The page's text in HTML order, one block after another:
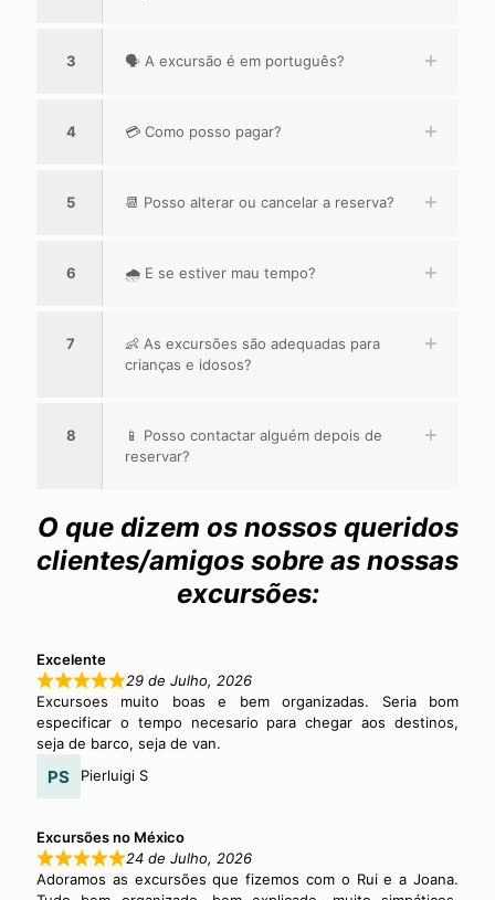
3 🗣️ A excursão é em português?
4 💳 Como posso pagar?
5 📆 Posso alterar ou cancelar a reserva?
6 🌧️ E se estiver mau tempo?
7
👶 As excursões são adequadas para
crianças e idosos?
8
📱 Posso contactar alguém depois de
reservar?
O que dizem os nossos queridos
clientes/amigos sobre as nossas
excursões:
Excelente
29 de Julho, 2026
Excursoes muito boas e bem organizadas. Seria bom
especificar o tempo necesario para chegar aos destinos,
seja de barco, seja de van.
Pierluigi S
Excursões no México
24 de Julho, 2026
Adoramos as excursões que fizemos com o Rui e a Joana.